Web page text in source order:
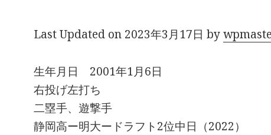
Last Updated on 2023年3月17日 by
生年月日 2001年1月6日
右投げ左打ち
二塁手、遊撃手
静岡高ー明大ードラフト2位中日（2022）